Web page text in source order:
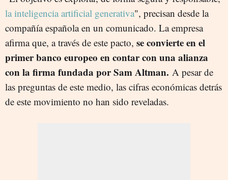
la inteligencia artificial generativa", precisan desde la
compañía española en un comunicado. La empresa
afirma que, a través de este pacto, se convierte en el
primer banco europeo en contar con una alianza
con la firma fundada por Sam Altman. A pesar de
las preguntas de este medio, las cifras económicas detrás
de este movimiento no han sido reveladas.